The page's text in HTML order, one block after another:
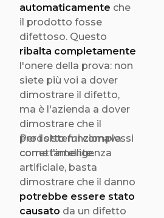
automaticamente che
il prodotto fosse
difettoso. Questo
ribalta completamente
l'onere della prova: non
siete più voi a dover
dimostrare il difetto,
ma è l'azienda a dover
dimostrare che il
prodotto funzionava
correttamente.
Per i sistemi complessi
come l'intelligenza
artificiale, basta
dimostrare che il danno
potrebbe essere stato
causato da un difetto